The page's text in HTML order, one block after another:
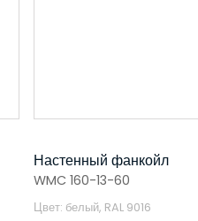
Настенный фанкойл
WMC 160-13-60
Цвет: белый, RAL 9016